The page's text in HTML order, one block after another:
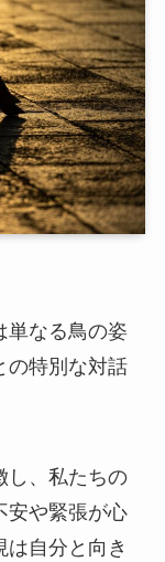
単なる鳥の姿
の特別な対話
し、私たちの
安や緊張が心
自分と向き